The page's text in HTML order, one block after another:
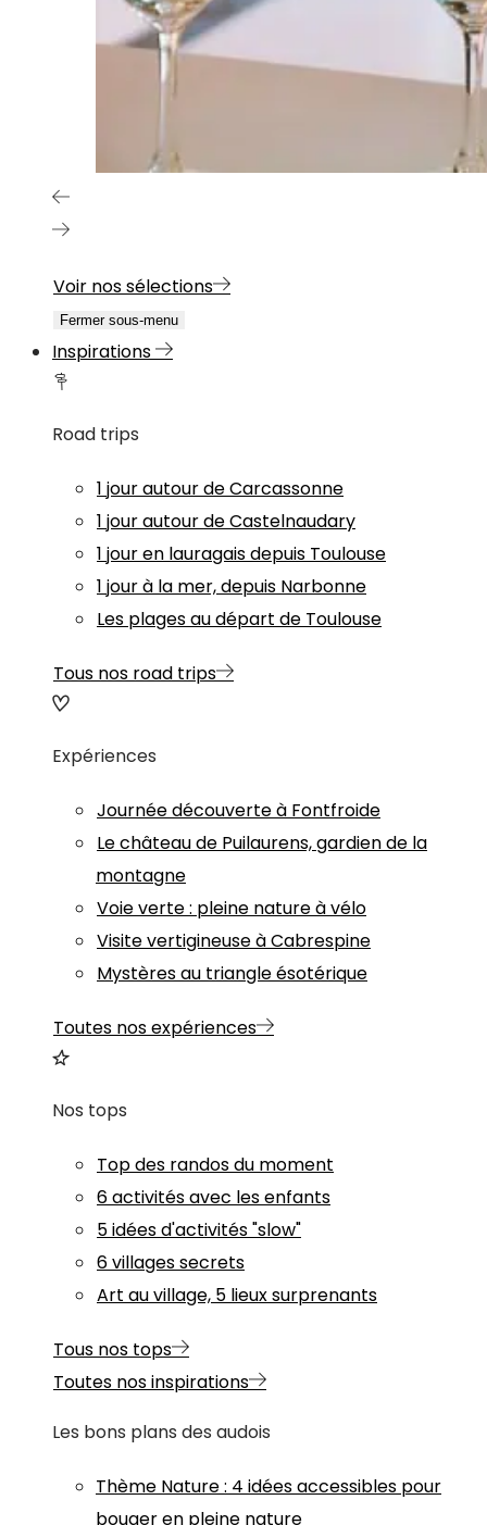
Voir nos sélections
Fermer sous-menu
Inspirations
Road trips
1 jour autour de Carcassonne
1 jour autour de Castelnaudary
1 jour en lauragais depuis Toulouse
1 jour à la mer, depuis Narbonne
Les plages au départ de Toulouse
Tous nos road trips
Expériences
Journée découverte à Fontfroide
Le château de Puilaurens, gardien de la
montagne
Voie verte : pleine nature à vélo
Visite vertigineuse à Cabrespine
Mystères au triangle ésotérique
Toutes nos expériences
Nos tops
Top des randos du moment
6 activités avec les enfants
5 idées d'activités "slow"
6 villages secrets
Art au village, 5 lieux surprenants
Tous nos tops
Toutes nos inspirations
Les bons plans des audois
Thème Nature: 4 idées accessibles pour
bouger en pleine nature